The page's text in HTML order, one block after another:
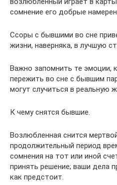
сомнение его добрые
Ссоры с бывшими во сне
жизни, наверняка, в лучшую
Важно запомнить те эмоции,
пережить во сне с бывшим
могут случиться в реальную
К чему снятся бывшие.
Возлюбленная снится
продолжительный период
сомнения на тот или иной
принять решение; ваши дела
как предстоит.